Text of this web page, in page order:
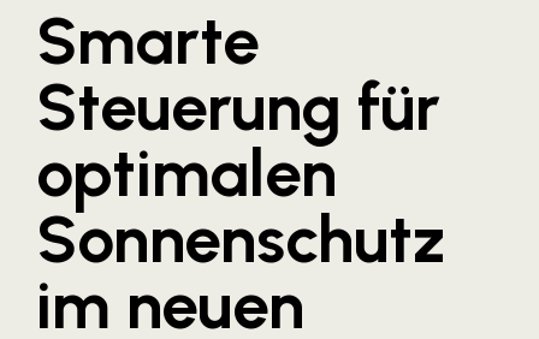
Meldungen
AKTUELLES
ALEX Krems
Amazon Web Services
AustroCel Hallein
Smarte
Steuerung für
optimalen
Sonnenschutz
im neuen